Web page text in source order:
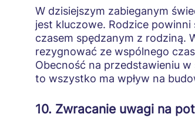
W dzisiejszym zabieganym
jest kluczowe. Rodzice
czasem spędzanym z rodziną.
rezygnować ze wspólnego
Obecność na przedstawieniu
to wszystko ma wpływ na
10. Zwracanie uwagi na